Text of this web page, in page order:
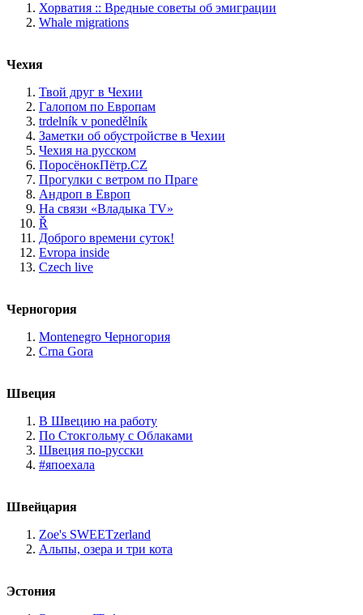
Хорватия :: Вредные советы об эмиграции
Whale migrations
Чехия
Твой друг в Чехии
Галопом по Европам
trdelník v ponedělník
Заметки об обустройстве в Чехии
Чехия на русском
ПоросёнокПётр.CZ
Прогулки с ветром по Праге
Андроп в Европ
На связи «Владыка TV»
Ř
Доброго времени суток!
Evropa inside
Czech live
Черногория
Montenegro Черногория
Crna Gora
Швеция
В Швецию на работу
По Стокгольму с Облаками
Швеция по-русски
#япоехала
Швейцария
Zoe's SWEETzerland
Альпы, озера и три кота
Эстония